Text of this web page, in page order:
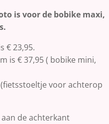
is voor de bobike maxi,
€ 23,95.
is € 37,95 ( bobike mini,
voor achterop
de achterkant